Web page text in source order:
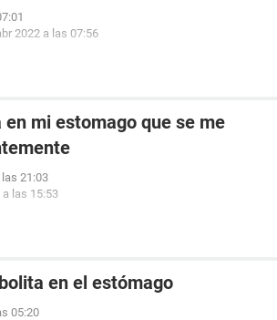
2022 a las 07:56
mi estomago que se me
21:03
las 15:53
en el estómago
05:20